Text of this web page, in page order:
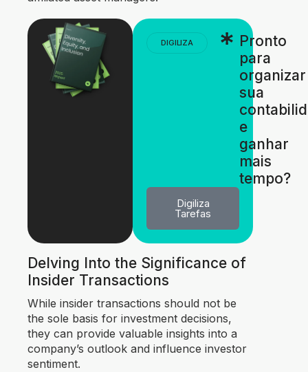
DIGILIZA
Pronto
para
organizar
sua
e
ganhar
mais
tempo?
Digiliza
Tarefas
Delving Into the Significance of
Insider Transactions
While insider transactions should not be
the sole basis for investment decisions,
they can provide valuable insights into a
company’s outlook and influence investor
sentiment.